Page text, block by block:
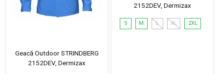
Geacă Outdoor STRINDBERG
2152DEV, Dermizax
2152DEV, Dermizax
S M L XL 2XL